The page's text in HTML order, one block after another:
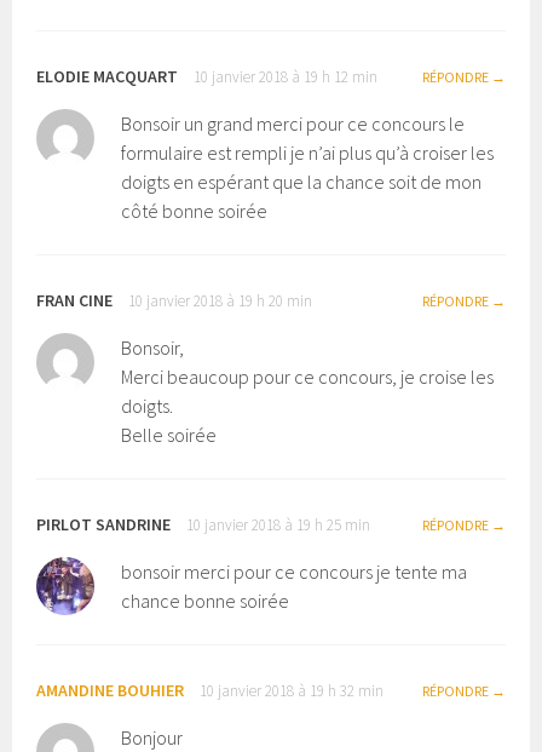
ELODIE MACQUART 10 janvier 2018 à 19 h 12 min RÉPONDRE
Bonsoir un grand merci pour ce concours le
formulaire est rempli je n’ai plus qu’à croiser les
doigts en espérant que la chance soit de mon
côté bonne soirée
FRAN CINE 10 janvier 2018 à 19 h 20 min RÉPONDRE
Bonsoir,
Merci beaucoup pour ce concours, je croise les
doigts.
Belle soirée
PIRLOT SANDRINE 10 janvier 2018 à 19 h 25 min RÉPONDRE
bonsoir merci pour ce concours je tente ma
chance bonne soirée
AMANDINE BOUHIER 10 janvier 2018 à 19 h 32 min RÉPONDRE
Bonjour